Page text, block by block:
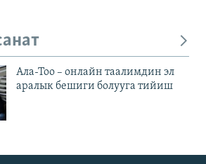
Ала-Тоо – онлайн таалимдин эл
аралык бешиги болууга тийиш